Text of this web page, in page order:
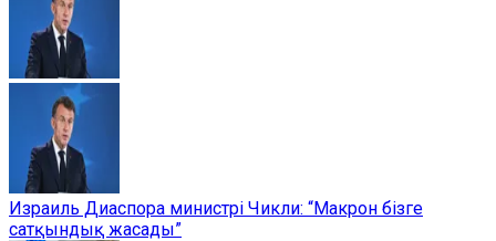
Израиль Диаспора министрі Чикли: “Макрон бізге
сатқындық жасады”